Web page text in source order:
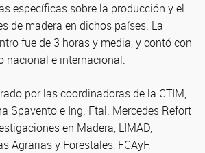
específicas sobre la producción y el
de madera en dichos países. La
fue de 3 horas y media, y contó con
nacional e internacional.
por las coordinadoras de la CTIM,
Spavento e Ing. Ftal. Mercedes Refort
en Madera, LIMAD,
Agrarias y Forestales, FCAyF,